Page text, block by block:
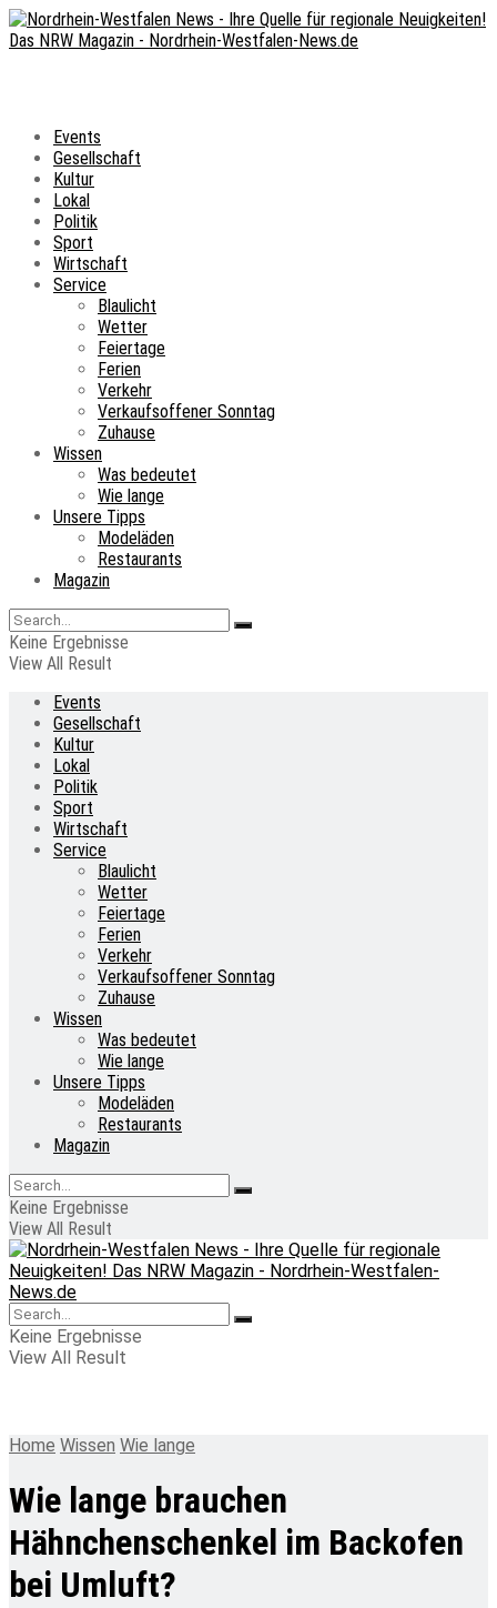
Events
Gesellschaft
Kultur
Lokal
Politik
Sport
Wirtschaft
Service
Blaulicht
Wetter
Feiertage
Ferien
Verkehr
Verkaufsoffener Sonntag
Zuhause
Wissen
Was bedeutet
Wie lange
Unsere Tipps
Modeläden
Restaurants
Magazin
Keine Ergebnisse
View All Result
Events
Gesellschaft
Kultur
Lokal
Politik
Sport
Wirtschaft
Service
Blaulicht
Wetter
Feiertage
Ferien
Verkehr
Verkaufsoffener Sonntag
Zuhause
Wissen
Was bedeutet
Wie lange
Unsere Tipps
Modeläden
Restaurants
Magazin
Keine Ergebnisse
View All Result
Keine Ergebnisse
View All Result
Home Wissen Wie lange
Wie lange brauchen
Hähnchenschenkel im Backofen
bei Umluft?